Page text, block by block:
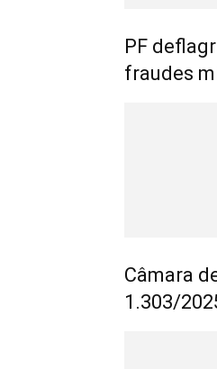
PF
fraudes
Câmara
1.303/